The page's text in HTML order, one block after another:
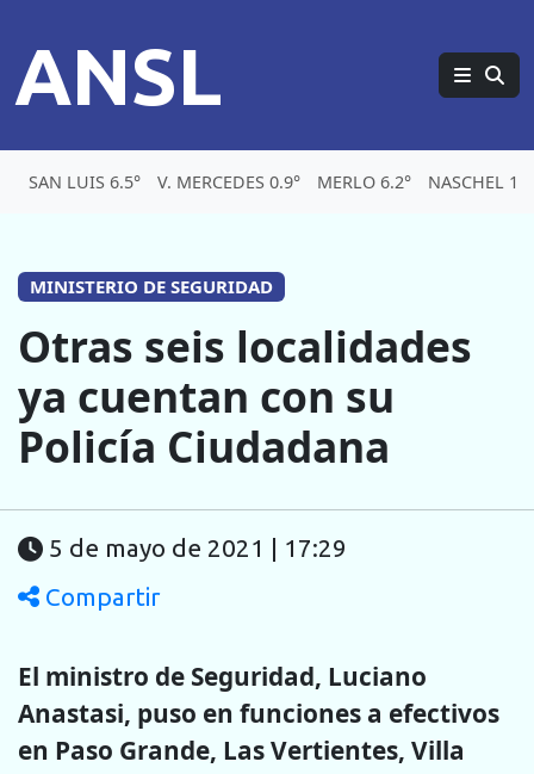
ANSL
SAN LUIS 6.5° V. MERCEDES 0.9° MERLO 6.2° NASCHEL
MINISTERIO DE SEGURIDAD
Otras seis localidades
ya cuentan con su
Policía Ciudadana
5 de mayo de 2021 | 17:29
Compartir
El ministro de Seguridad, Luciano
Anastasi, puso en funciones a efectivos
en Paso Grande, Las Vertientes, Villa